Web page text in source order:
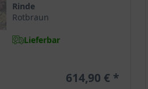
Rinde
Rotbraun
Lieferbar
614,90 €